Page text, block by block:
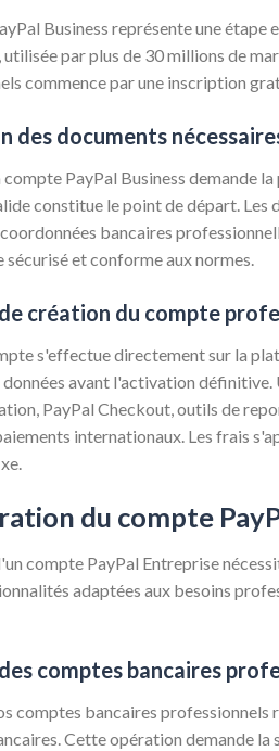
Business représente une
par plus de 30 millions de
commence par une inscription
des documents
compte PayPal Business demande
constitue le point de départ. Les
bancaires
et conforme aux normes.
création du compte
s'effectue directement sur la
avant l'activation
PayPal Checkout, outils de
internationaux. Les frais
du compte
compte PayPal Entreprise
adaptées aux besoins
comptes bancaires
comptes bancaires professionnels
Cette opération demande